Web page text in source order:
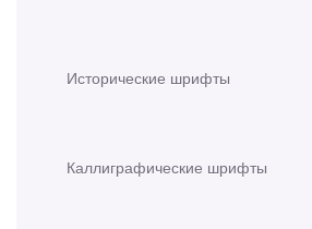
Исторические шрифты
Каллиграфические шрифты